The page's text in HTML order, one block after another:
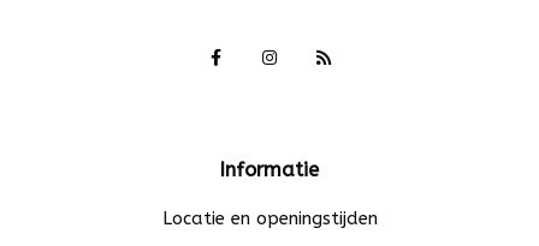
Informatie
Locatie en openingstijden